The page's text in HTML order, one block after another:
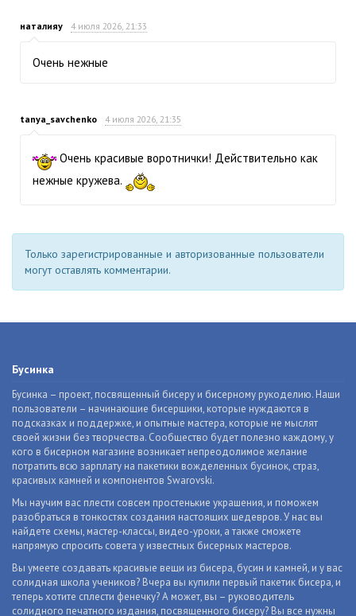
наталияу 4 июля 2026, 21:33
Очень нежные
tanya_savchenko 4 июля 2026, 21:35
Очень красивые воротнички! Действительно как
нежные кружева.
Только зарегистрированные и авторизованные пользователи
могут оставлять комментарии.
Бусинка
Бусинка – проект, посвященный бисеру и бисерному рукоделию. Наши
пользователи – начинающие бисерщики, которые нуждаются в
подсказках и поддержке, и опытные мастера, которые не мыслят
своей жизни без творчества. Сообщество будет полезно каждому, у
кого в бисерном магазине возникает непреодолимое желание
потратить всю зарплату на пакетики вожделенных бусинок, страз,
красивых камней и компонентов Swarovski.
Мы научим вас плести совсем простенькие украшения, и поможем
разобраться в тонкостях создания настоящих шедевров. У нас вы
найдете схемы, мастер-классы, видео-уроки, а также сможете
напрямую спросить совета у известных бисерных мастеров.
Вы умеете создавать красивые вещи из бисера, бусин и камней, и у вас
солидная школа учеников? Вчера вы купили первый пакетик бисера, и
теперь хотите сплести фенечку? А может, вы – руководитель
солидного печатного издания, посвященного бисеру? Вы все нужны